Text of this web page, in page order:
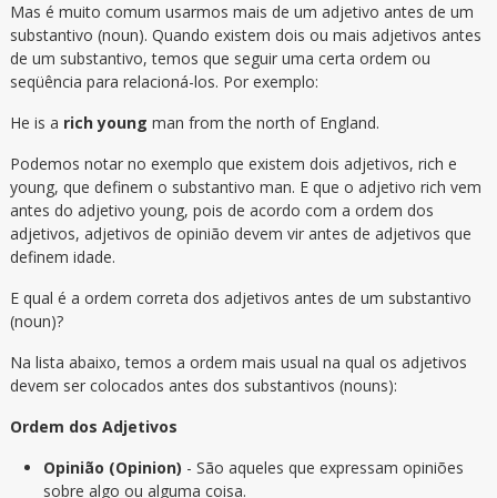
Mas é muito comum usarmos mais de um adjetivo antes de um
substantivo (noun). Quando existem dois ou mais adjetivos antes
de um substantivo, temos que seguir uma certa ordem ou
seqüência para relacioná-los. Por exemplo:
He is a rich young man from the north of England.
Podemos notar no exemplo que existem dois adjetivos, rich e
young, que definem o substantivo man. E que o adjetivo rich vem
antes do adjetivo young, pois de acordo com a ordem dos
adjetivos, adjetivos de opinião devem vir antes de adjetivos que
definem idade.
E qual é a ordem correta dos adjetivos antes de um substantivo
(noun)?
Na lista abaixo, temos a ordem mais usual na qual os adjetivos
devem ser colocados antes dos substantivos (nouns):
Ordem dos Adjetivos
Opinião (Opinion) - São aqueles que expressam opiniões
sobre algo ou alguma coisa.